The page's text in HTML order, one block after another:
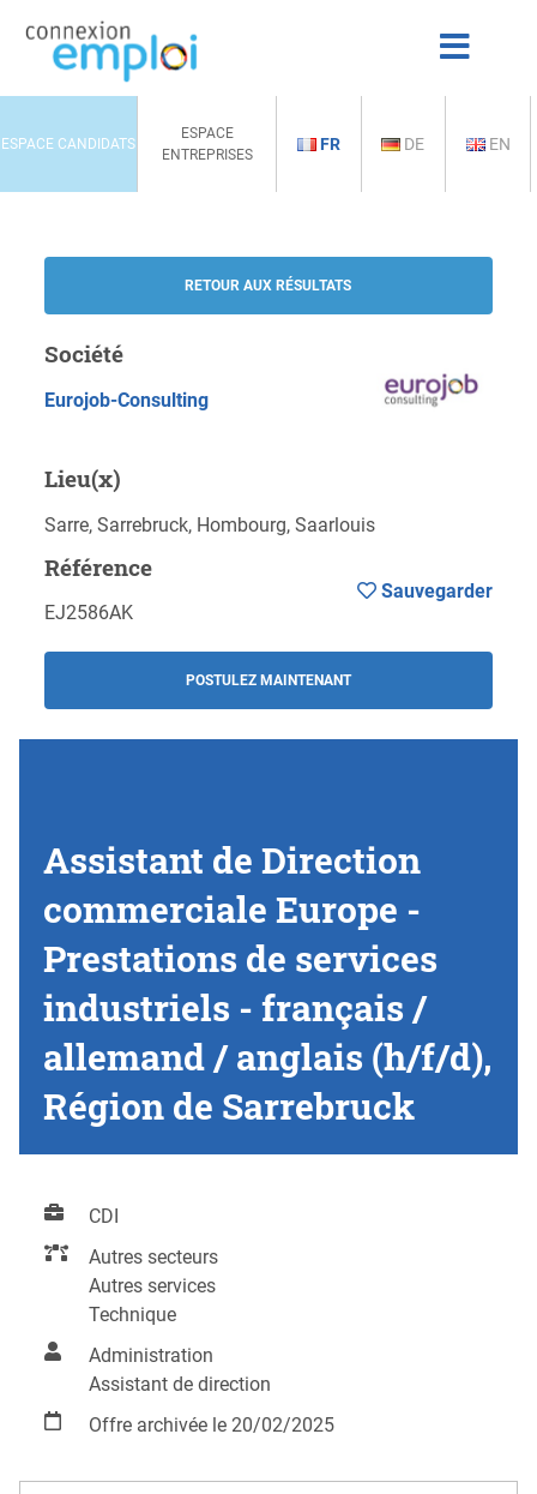
ESPACE CANDIDATS
ESPACE
ENTREPRISES
FR DE EN
RETOUR AUX RÉSULTATS
Société
Eurojob-Consulting
Lieu(x)
Sarre, Sarrebruck, Hombourg, Saarlouis
Référence
EJ2586AK
POSTULEZ MAINTENANT
Sauvegarder
Assistant de Direction
commerciale Europe -
Prestations de services
industriels - français /
allemand / anglais (h/f/d),
Région de Sarrebruck
CDI
Autres secteurs
Autres services
Technique
Administration
Assistant de direction
Offre archivée le 20/02/2025